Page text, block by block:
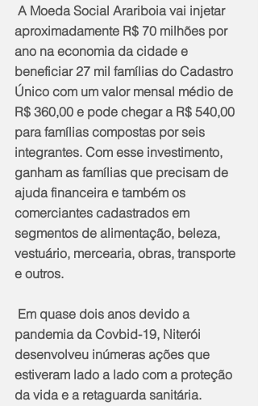
aproximadamente R$ 70 milhões por
ano na economia da cidade e
beneficiar 27 mil famílias do Cadastro
Único com um valor mensal médio de
R$ 360,00 e pode chegar a R$ 540,00
para famílias compostas por seis
integrantes. Com esse investimento,
ganham as famílias que precisam de
ajuda financeira e também os
comerciantes cadastrados em
segmentos de alimentação, beleza,
vestuário, mercearia, obras, transporte
e outros.
pandemia da Covbid-19, Niterói
desenvolveu inúmeras ações que
estiveram lado a lado com a proteção
da vida e a retaguarda sanitária.